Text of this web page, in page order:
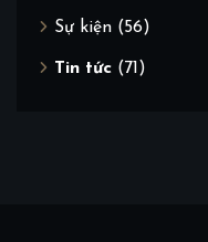
Sự kiện (56)
Tin tức (71)